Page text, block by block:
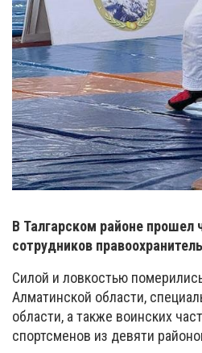
В Талгарском районе
сотрудников
Силой и ловкостью
Алматинской области,
области, а также воинских
спортсменов из девяти